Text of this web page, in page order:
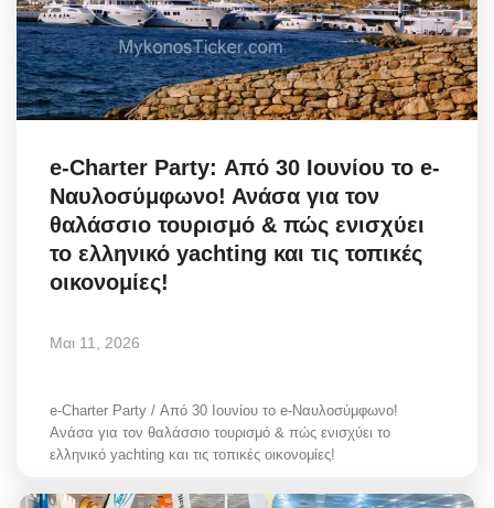
e-Charter Party: Από 30 Ιουνίου το e-
Ναυλοσύμφωνο! Ανάσα για τον
θαλάσσιο τουρισμό & πώς ενισχύει
το ελληνικό yachting και τις τοπικές
οικονομίες!
Μαι 11, 2026
e-Charter Party / Από 30 Ιουνίου το e-Ναυλοσύμφωνο!
Ανάσα για τον θαλάσσιο τουρισμό & πώς ενισχύει το
ελληνικό yachting και τις τοπικές οικονομίες!